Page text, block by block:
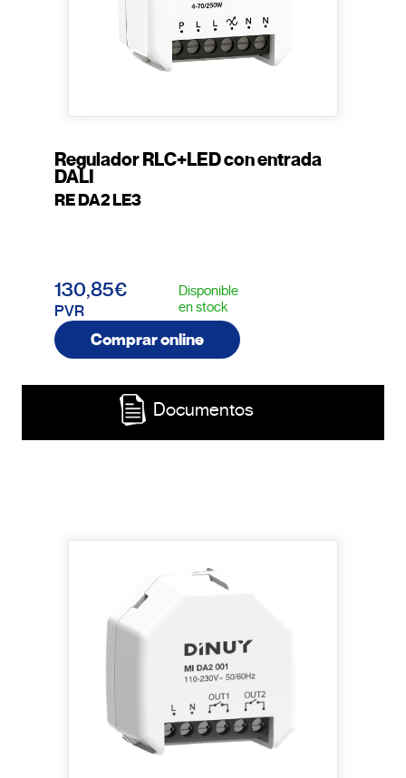
Regulador RLC+LED con entrada
DALI
RE DA2 LE3
130,85€
PVR
Disponible
en stock
Comprar online
Documentos